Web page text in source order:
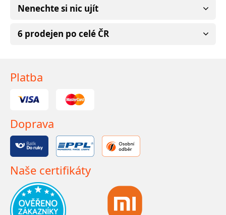
Nenechte si nic ujít
6 prodejen po celé ČR
Platba
Doprava
Naše certifikáty